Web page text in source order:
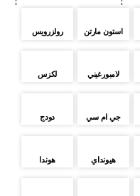
رولزرويس استون مارتن
لكزس لامبورغيني
دودج جي ام سي
هوندا هيونداي